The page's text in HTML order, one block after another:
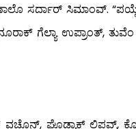
ಸರ್ದಾರ್ ಸಿಮಾಂವ್.
ಗೆಲ್ಯಾ ಉಪ್ರಾಂತ್,
ಘೊಡ್ಯಾಕ್ ಲಿಪವ್ನ್,